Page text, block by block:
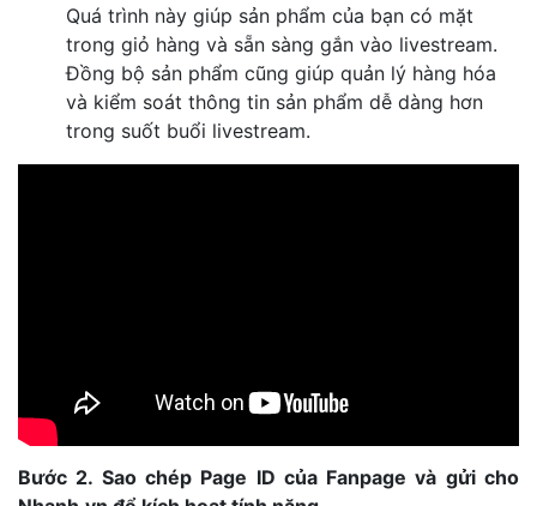
Quá trình này giúp sản phẩm của bạn có mặt
trong giỏ hàng và sẵn sàng gắn vào livestream.
Đồng bộ sản phẩm cũng giúp quản lý hàng hóa
và kiểm soát thông tin sản phẩm dễ dàng hơn
trong suốt buổi livestream.
Bước 2. Sao chép Page ID của Fanpage và gửi cho